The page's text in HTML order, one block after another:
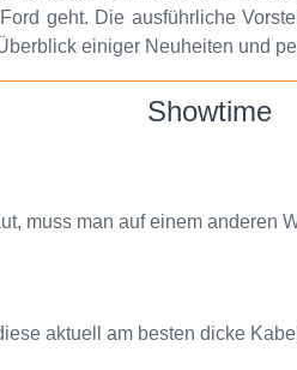
geht. Die ausführliche
einiger Neuheiten und
Showtime
muss man auf einem anderen
aktuell am besten dicke